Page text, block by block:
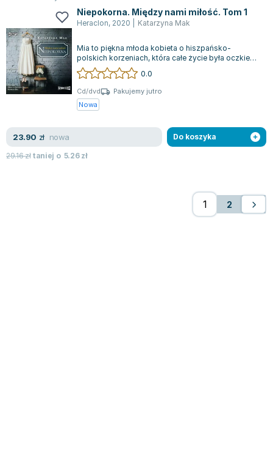
Niepokorna. Między nami miłość. Tom 1
Heraclon, 2020 Katarzyna Mak
Mia to piękna młoda kobieta o hiszpańsko-
polskich korzeniach, która całe życie była oczkiem
w głowie swojego ojca. Jako jedynaczka...
0.0
Cd/dvd
Pakujemy jutro
Nowa
23.90 zł nowa
29.16złtaniej o 5.26zł
Do koszyka
2